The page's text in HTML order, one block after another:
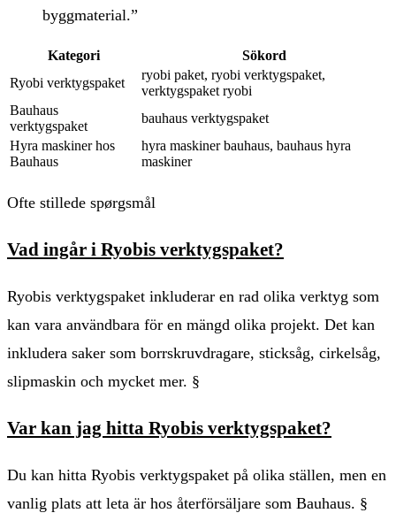
byggmaterial.”
Kategori
Sökord
Ryobi verktygspaket
ryobi paket, ryobi verktygspaket,
verktygspaket ryobi
Bauhaus
verktygspaket
bauhaus verktygspaket
Hyra maskiner hos
Bauhaus
hyra maskiner bauhaus, bauhaus hyra
maskiner
Ofte stillede spørgsmål
Vad ingår i Ryobis verktygspaket?
Ryobis verktygspaket inkluderar en rad olika verktyg som
kan vara användbara för en mängd olika projekt. Det kan
inkludera saker som borrskruvdragare, sticksåg, cirkelsåg,
slipmaskin och mycket mer. §
Var kan jag hitta Ryobis verktygspaket?
Du kan hitta Ryobis verktygspaket på olika ställen, men en
vanlig plats att leta är hos återförsäljare som Bauhaus. §